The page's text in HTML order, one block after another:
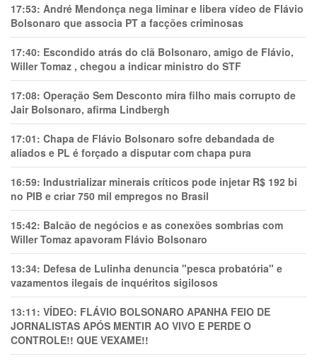
17:53: André Mendonça nega liminar e libera vídeo de Flávio
Bolsonaro que associa PT a facções criminosas
17:40: Escondido atrás do clã Bolsonaro, amigo de Flávio,
Willer Tomaz , chegou a indicar ministro do STF
17:08: Operação Sem Desconto mira filho mais corrupto de
Jair Bolsonaro, afirma Lindbergh
17:01: Chapa de Flávio Bolsonaro sofre debandada de
aliados e PL é forçado a disputar com chapa pura
16:59: Industrializar minerais críticos pode injetar R$ 192 bi
no PIB e criar 750 mil empregos no Brasil
15:42: Balcão de negócios e as conexões sombrias com
Willer Tomaz apavoram Flávio Bolsonaro
13:34: Defesa de Lulinha denuncia "pesca probatória" e
vazamentos ilegais de inquéritos sigilosos
13:11: VÍDEO: FLÁVIO BOLSONARO APANHA FEIO DE
JORNALISTAS APÓS MENTIR AO VIVO E PERDE O
CONTROLE!! QUE VEXAME!!